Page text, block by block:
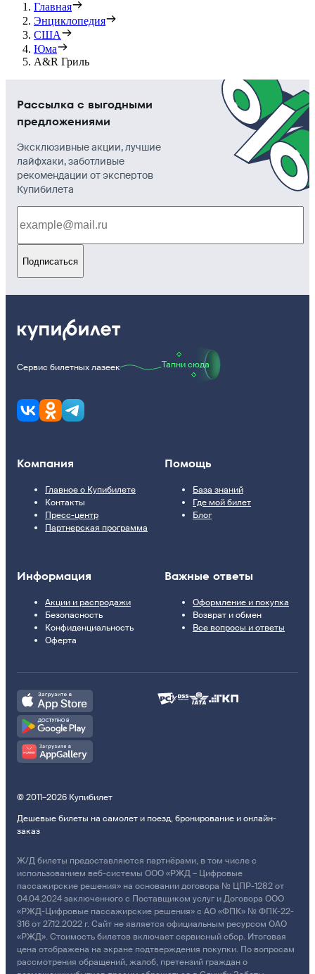
Главная
Энциклопедия
США
Юма
A&R Гриль
Рассылка с выгодными
предложениями
Эксклюзивные акции, лучшие
лайфхаки, заботливые
рекомендации от экспертов
Купибилета
Подписаться
Сервис билетных лазеек Тапни сюда
Компания
Главное о Купибилете
Контакты
Пресс-центр
Партнерская программа
Помощь
База знаний
Где мой билет
Блог
Информация
Акции и распродажи
Безопасность
Конфиденциальность
Оферта
Важные ответы
Оформление и покупка
Возврат и обмен
Все вопросы и ответы
© 2011–2026 Купибилет
Дешевые билеты на самолет и поезд, бронирование и онлайн-
заказ
Ж/Д билеты предоставляются партнёрами, в том числе с
использованием веб-системы ООО «РЖД – Цифровые
пассажирские решения» на основании договора № ЦПР-1282 от
04.04.2024 заключенного с Поставщиком услуг и Договора ООО
«РЖД-Цифровые пассажирские решения» с АО «ФПК» № ФПК-22-
316 от 27.12.2022 г. Сайт не является официальным ресурсом ОАО
«РЖД». Стоимость билетов включает сервисный сбор. Итоговая
цена отображена на экране подтверждения покупки. По вопросам
рассмотрения обращений, жалоб, претензий граждан о